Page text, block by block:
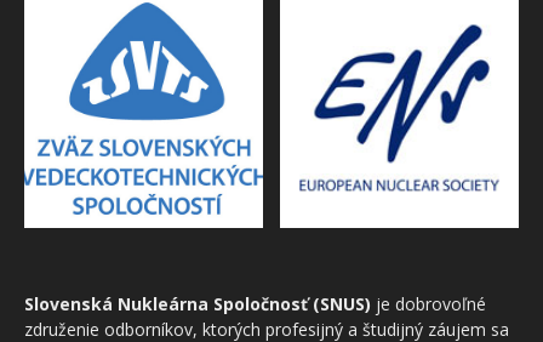
Slovenská Nukleárna Spoločnosť (SNUS) je dobrovoľné
združenie odborníkov, ktorých profesijný a študijný záujem sa